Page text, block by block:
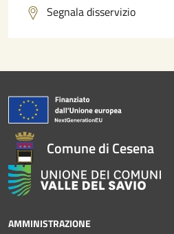
Segnala disservizio
Comune di Cesena
AMMINISTRAZIONE